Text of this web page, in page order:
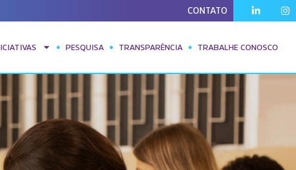
CONTATO
PESQUISA TRANSPARÊNCIA TRABALHE CONOSCO